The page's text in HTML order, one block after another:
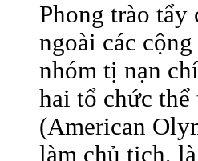
Phong trào
ngoài các
nhóm tị nạn
hai tổ chức
(American
làm chủ tịch,